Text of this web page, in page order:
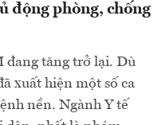
động phòng, chống
đang tăng trở lại. Dù
xuất hiện một số ca
nền. Ngành Y tế